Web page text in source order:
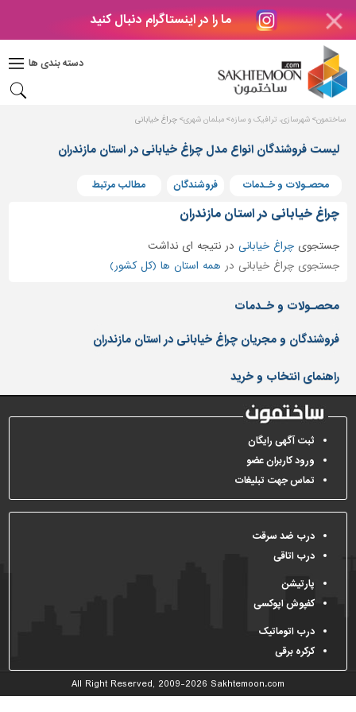
ما را در اینستاگرام دنبال کنید
دسته بندی ها
دکوراسیون
بتن
های
بتنی
و
پنجره
مصالح
ساختمانی
نرده
و
حفاظ
کفپوش
و
سنگ
سرویس
بهداشتی
ابزار،یراق
و
آلات
برقی،روشنایی،ایمنی
محوطه
سازی
و
نما
ساخت
ساختمون شهرسازی، ترافیک و سازه مبلمان شهری چراغ خیابانی
لیست فروشندگان انواع مدل چراغ خیابانی در استان مازندران
محصـولات و خـدمات فروشندگان مطالب مرتبط
چراغ خیابانی در استان مازندران
جستجویچراغ خیابانی درنتیجه ای نداشت
جستجوی چراغ خیابانی در همه استان ها (کل کشور)
محصـولات و خـدمات
فروشندگان و مجریان چراغ خیابانی در استان مازندران
راهنمای انتخاب و خرید
ثبت آگهی رایگان
ورود کاربران عضو
تماس جهت تبلیغات
درب ضد سرقت
درب اتاقی
پارتیشن
کفپوش اپوکسی
درب اتوماتیک
کرکره برقی
All Right Reserved, 2009-2026 Sakhtemoon.com